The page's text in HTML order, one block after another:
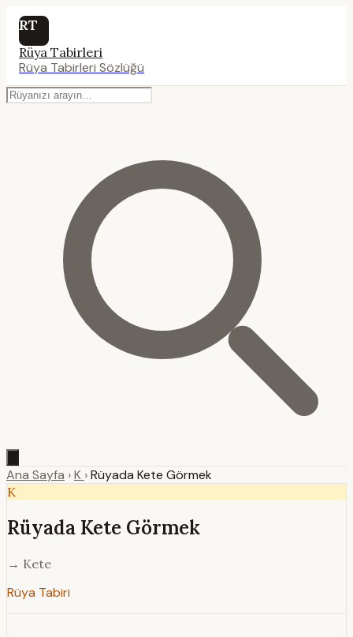
RT
Rüya Tabirleri
Rüya Tabirleri Sözlüğü
Ana Sayfa ›K ›Rüyada Kete Görmek
K
Rüyada Kete Görmek
→ Kete
Rüya Tabiri